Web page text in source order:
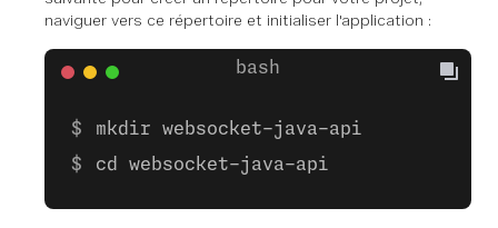
naviguer vers ce répertoire et initialiser l'application :
mkdir websocket-java-api
cd websocket-java-api